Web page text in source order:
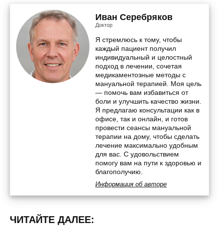
Иван Серебряков
Доктор
Я стремлюсь к тому, чтобы
каждый пациент получил
индивидуальный и целостный
подход в лечении, сочетая
медикаментозные методы с
мануальной терапией. Моя цель
— помочь вам избавиться от
боли и улучшить качество жизни.
Я предлагаю консультации как в
офисе, так и онлайн, и готов
провести сеансы мануальной
терапии на дому, чтобы сделать
лечение максимально удобным
для вас. С удовольствием
помогу вам на пути к здоровью и
благополучию.
Информация об авторе
ЧИТАЙТЕ ДАЛЕЕ: